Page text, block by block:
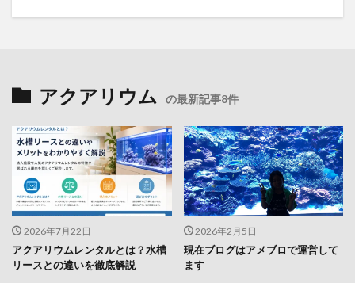
アクアリウム の最新記事8件
2026年7月22日
アクアリウムレンタルとは？水槽
リースとの違いを徹底解説
2026年2月5日
現在ブログはアメブロで運営して
ます